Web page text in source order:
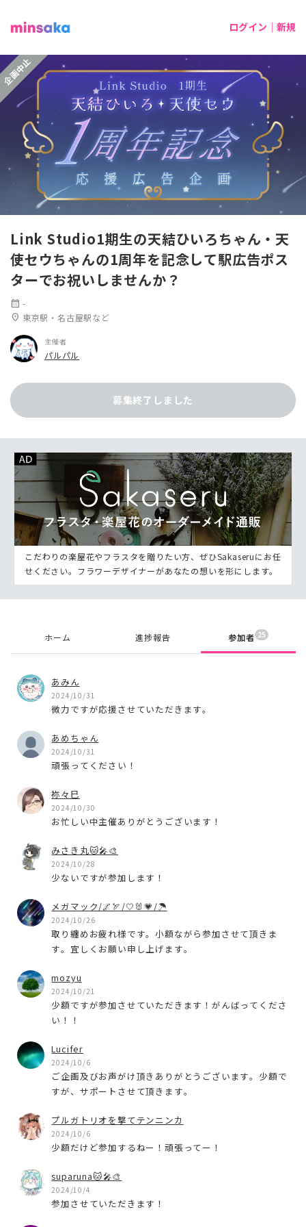
ログイン｜新規
企画中止
Link Studio1期生の天結ひいろちゃん・天
使セウちゃんの1周年を記念して駅広告ポス
ターでお祝いしませんか？
calendar_month -
location_on 東京駅・名古屋駅など
主催者
パルパル
募集終了しました
こだわりの楽屋花やフラスタを贈りたい方、ぜひSakaseruにお任
せください。フラワーデザイナーがあなたの想いを形にします。
ホーム 進捗報告 参加者 25
あみん
2024/10/31
微力ですが応援させていただきます。
あめちゃん
2024/10/31
頑張ってください！
祢々巳
2024/10/30
お忙しい中主催ありがとうございます！
みさき丸🐱🎤🎨
2024/10/28
少ないですが参加します！
メガマック/🌌🏹/🤍🐰💗/☂
2024/10/26
取り纏めお疲れ様です。小額ながら参加させて頂きま
す。宜しくお願い申し上げます。
mozyu
2024/10/21
少額ですが参加させていただきます！がんばってくださ
い！！
Lucifer
2024/10/6
ご企画及びお声がけ頂きありがとうございます。少額で
すが、サポートさせて頂きます。
プルガトリオを撃てテンニンカ
2024/10/6
少額だけど参加するねー！頑張ってー！
suparuna🐱🎤🎨
2024/10/4
参加させていただきます！